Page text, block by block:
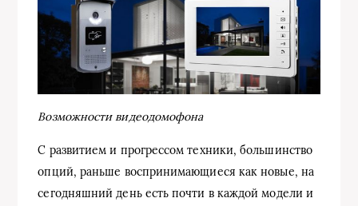
Возможности видеодомофона
С развитием и прогрессом техники, большинство
опций, раньше воспринимающиеся как новые, на
сегодняшний день есть почти в каждой модели и